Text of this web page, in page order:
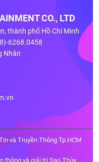
CO., LTD
thành phố Hồ Chí Minh
6268.0458
Nhân
và Truyền Thông Tp.HCM
thông và giải trí Sao Thủy.